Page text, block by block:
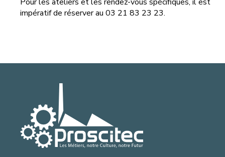
impératif de réserver au 03 21 83 23 23.